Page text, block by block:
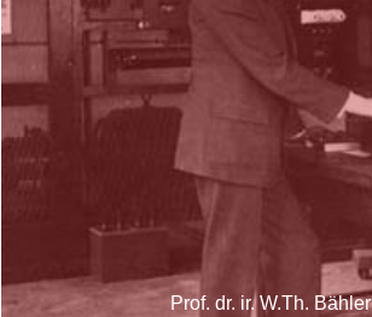
Prof. dr. ir. W.Th. Bähler